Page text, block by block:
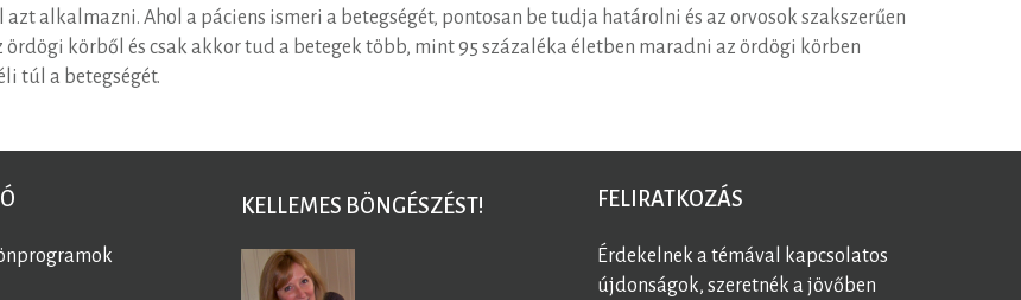
alkalmazni. Ahol a páciens ismeri a betegségét, pontosan be tudja határolni és az orvosok szakszerűen
körből és csak akkor tud a betegek több, mint 95 százaléka életben maradni az ördögi körben
túl a betegségét.
KELLEMES BÖNGÉSZÉST! FELIRATKOZÁS
Érdekelnek a témával kapcsolatos
újdonságok, szeretnék a jövőben